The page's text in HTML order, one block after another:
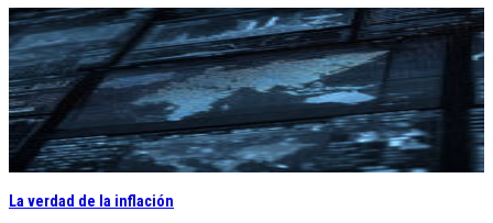
La verdad de la inflación